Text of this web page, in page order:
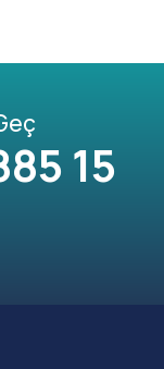
15